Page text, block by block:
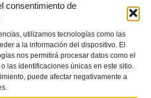
consentimiento de
utilizamos tecnologías como las
a la información del dispositivo. El
nos permitirá procesar datos como el
las identificaciones únicas en este sitio.
puede afectar negativamente a
productos que